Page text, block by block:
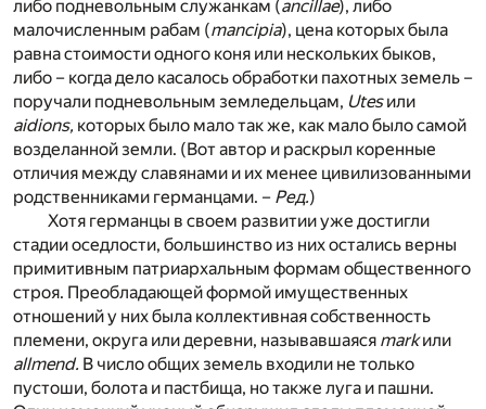
либо подневольным служанкам (ancillae), либо
малочисленным рабам (mancipia), цена которых была
равна стоимости одного коня или нескольких быков,
либо – когда дело касалось обработки пахотных земель –
поручали подневольным земледельцам, Utesили
aidions, которых было мало так же, как мало было самой
возделанной земли. (Вот автор и раскрыл коренные
отличия между славянами и их менее цивилизованными
родственниками германцами. – Ред.)
Хотя германцы в своем развитии уже достигли
стадии оседлости, большинство из них остались верны
примитивным патриархальным формам общественного
строя. Преобладающей формой имущественных
отношений у них была коллективная собственность
племени, округа или деревни, называвшаяся markили
allmend. В число общих земель входили не только
пустоши, болота и пастбища, но также луга и пашни.